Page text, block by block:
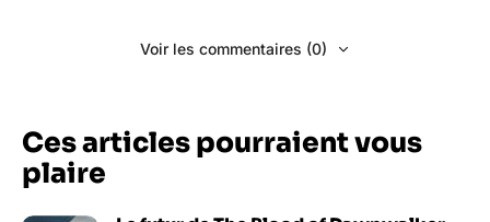
Voir les commentaires (0)
Ces articles pourraient vous
plaire